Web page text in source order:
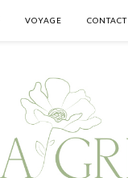
VOYAGE CONTACT